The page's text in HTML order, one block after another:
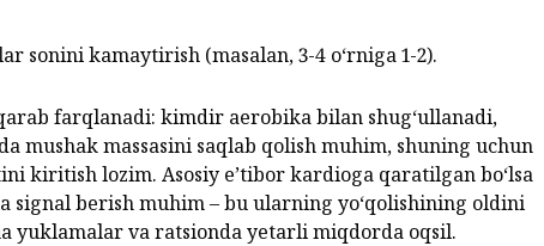
sonini kamaytirish (masalan, 3-4 o‘rniga 1-2).
farqlanadi: kimdir aerobika bilan shug‘ullanadi,
mushak massasini saqlab qolish muhim, shuning uchun
kiritish lozim. Asosiy e’tibor kardioga qaratilgan bo‘lsa
berish muhim – bu ularning yo‘qolishining oldini
yuklamalar va ratsionda yetarli miqdorda oqsil.